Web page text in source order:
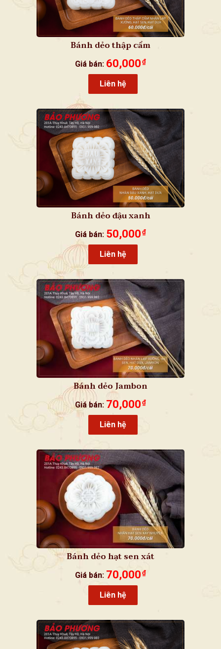
Bánh dẻo thập cẩm
Giá bán: 60,000 ₫
Liên hệ
Bánh dẻo đậu xanh
Giá bán: 50,000 ₫
Liên hệ
Bánh dẻo Jambon
Giá bán: 70,000 ₫
Liên hệ
Bánh dẻo hạt sen xát
Giá bán: 70,000 ₫
Liên hệ